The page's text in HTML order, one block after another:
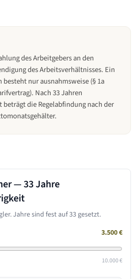
des Arbeitgebers an den
des Arbeitsverhältnisses. Ein
besteht nur ausnahmsweise (§ 1a
Nach 33 Jahren
die Regelabfindung nach der
—33 Jahre
Jahre sind fest auf33gesetzt.
3.500€
10.000 €